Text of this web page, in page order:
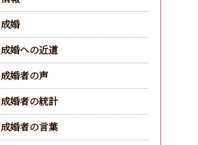
成婚
成婚への近道
成婚者の声
成婚者の統計
成婚者の言葉